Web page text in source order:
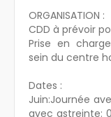
ORGANISATION :
CDD à prévoir
Prise en
sein du centre
Dates :
Juin:Journée
avec astreinte: